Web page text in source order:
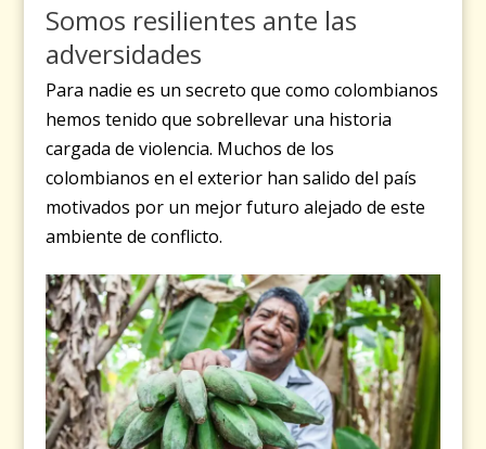
Somos resilientes ante las
adversidades
Para nadie es un secreto que como colombianos
hemos tenido que sobrellevar una historia
cargada de violencia. Muchos de los
colombianos en el exterior han salido del país
motivados por un mejor futuro alejado de este
ambiente de conflicto.